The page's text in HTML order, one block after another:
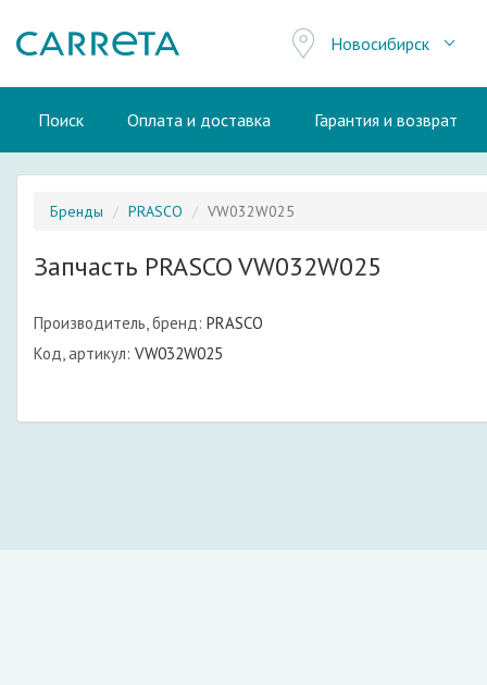
Новосибирск
Поиск Оплата и доставка Гарантия и возврат
Бренды PRASCO VW032W025
Запчасть PRASCO VW032W025
Производитель, бренд: PRASCO
Код, артикул: VW032W025